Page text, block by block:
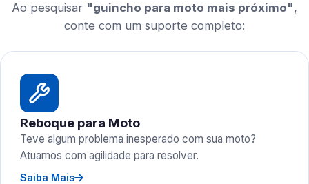
Ao pesquisar "guincho para moto mais próximo",
conte com um suporte completo:
Reboque para Moto
Teve algum problema inesperado com sua moto?
Atuamos com agilidade para resolver.
Saiba Mais